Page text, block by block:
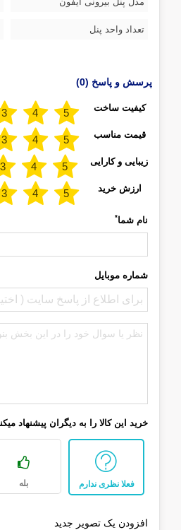
تعداد واحد پنل
پرسش و پاسخ (0)
کیفیت ساخت
قیمت مناسب
زیبایی و کارایی
ارزش خرید
نام شما*
شماره موبایل
خرید این کالا را به دیگران پیشنهاد
فعلا نظری ندارم بله
افزودن یک تصویر جدید